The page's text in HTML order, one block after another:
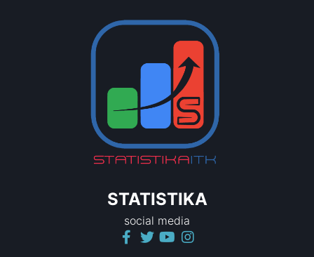
STATISTIKA
social media